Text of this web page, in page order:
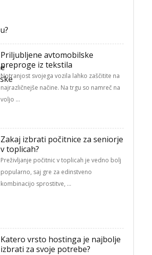
Priljubljene avtomobilske
preproge iz tekstila
Notranjost svojega vozila lahko zaščitite na
najrazličnejše načine. Na trgu so namreč na
voljo …
Zakaj izbrati počitnice za seniorje
v toplicah?
Preživljanje počitnic v toplicah je vedno bolj
popularno, saj gre za edinstveno
kombinacijo sprostitve, …
Katero vrsto hostinga je najbolje
izbrati za svoje potrebe?